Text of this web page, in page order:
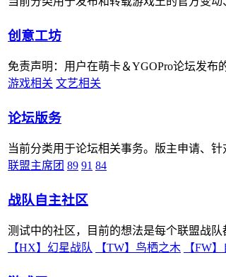
创意工坊
免责声明：用户在萌卡＆YGOPro论坛发布
游戏相关 文艺相关
论坛版务
当前分类用于论坛相关事务。版主申请、针
联盟主席团 89 91 84
战队自主社区
测试中的社区，目前的想法是每个联盟战
【HX】幻星战队
【TW】鸟栖之木 【FW